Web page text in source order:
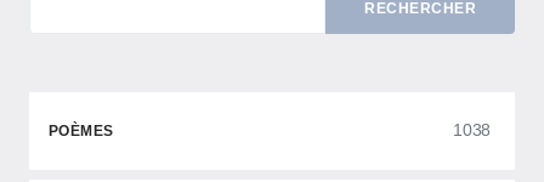
RECHERCHER
POÈMES 1038